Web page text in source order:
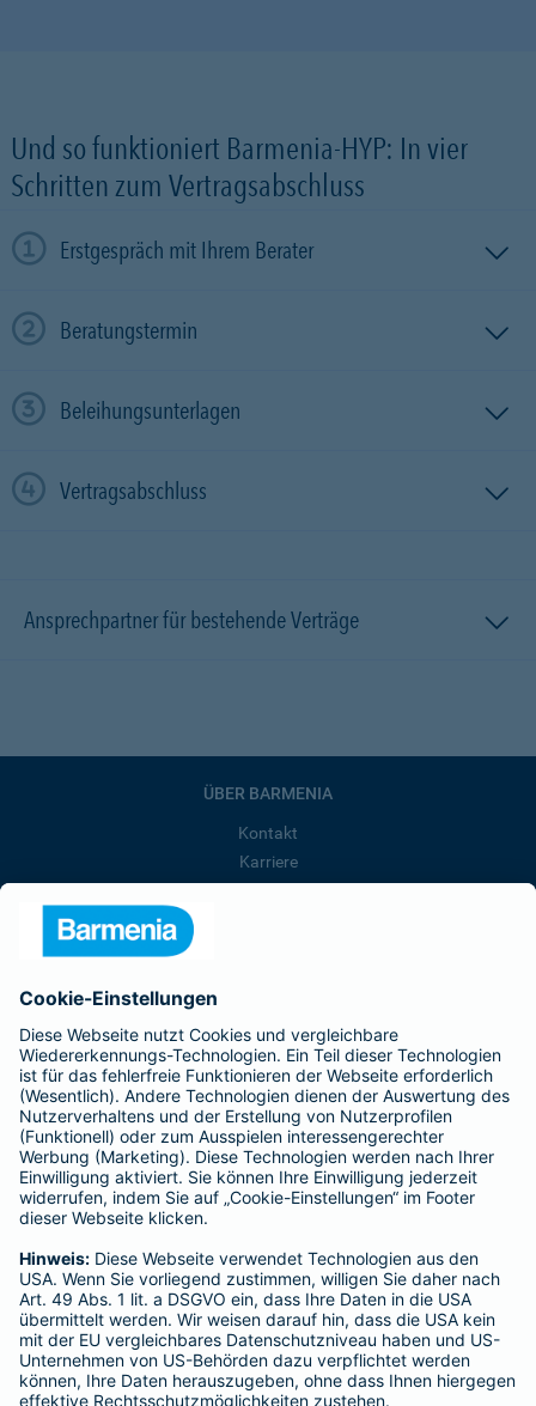
Und so funktioniert Barmenia-HYP: In vier
Schritten zum Vertragsabschluss
Erstgespräch mit Ihrem Berater
Beratungstermin
Beleihungsunterlagen
Vertragsabschluss
Ansprechpartner für bestehende Verträge
ÜBER BARMENIA
Kontakt
Karriere
Barmenia ist Teil der BarmeniaGothaer
BELIEBTE SEITEN
Kranken-Zusatzversicherung
Tierversicherungen
Haftpflichtversicherung
Hausratversicherung
Adresse ändern
Schaden melden
Kilometerstandsmeldung
Serviceübersicht